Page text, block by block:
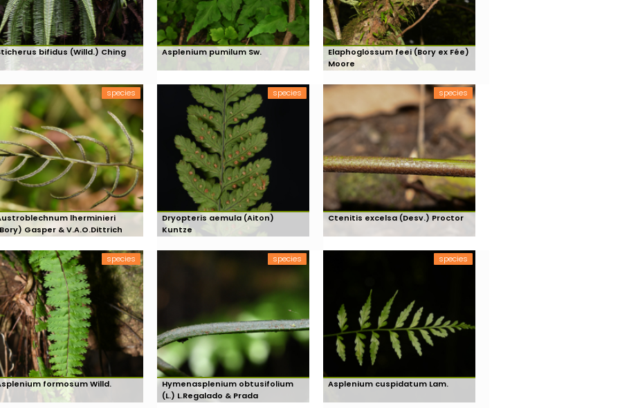
bifidus (Willd.) Ching Asplenium pumilum Sw.
Elaphoglossum feei (Bory ex Fée)
Moore
species
lherminieri
Gasper & V.A.O.Dittrich
species
Dryopteris aemula (Aiton)
Kuntze
species
Ctenitis excelsa (Desv.) Proctor
species
formosum Willd.
species
Hymenasplenium obtusifolium
(L.) L.Regalado & Prada
species
Asplenium cuspidatum Lam.